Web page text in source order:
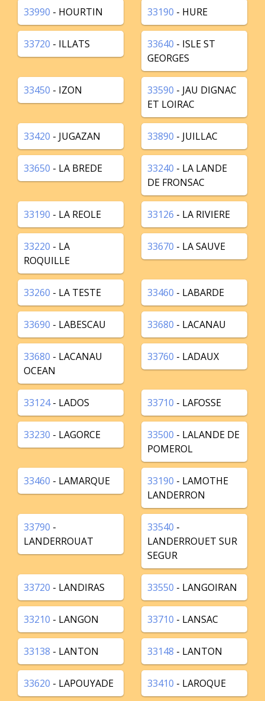
33990 - HOURTIN 33190 - HURE
33720 - ILLATS 33640 - ISLE ST
GEORGES
33450 - IZON 33590 - JAU DIGNAC
ET LOIRAC
33420 - JUGAZAN 33890 - JUILLAC
33650 - LA BREDE 33240 - LA LANDE
DE FRONSAC
33190 - LA REOLE 33126 - LA RIVIERE
33220 - LA
ROQUILLE
33670 - LA SAUVE
33260 - LA TESTE 33460 - LABARDE
33690 - LABESCAU 33680 - LACANAU
33680 - LACANAU
OCEAN
33760 - LADAUX
33124- LADOS 33710 - LAFOSSE
33230 - LAGORCE 33500 - LALANDE DE
POMEROL
33460 - LAMARQUE 33190 - LAMOTHE
LANDERRON
33790 -
LANDERROUAT
33540 -
LANDERROUET SUR
SEGUR
33720 - LANDIRAS 33550 - LANGOIRAN
33210 - LANGON 33710 - LANSAC
33138 - LANTON 33148 - LANTON
33620 - LAPOUYADE 33410 - LAROQUE